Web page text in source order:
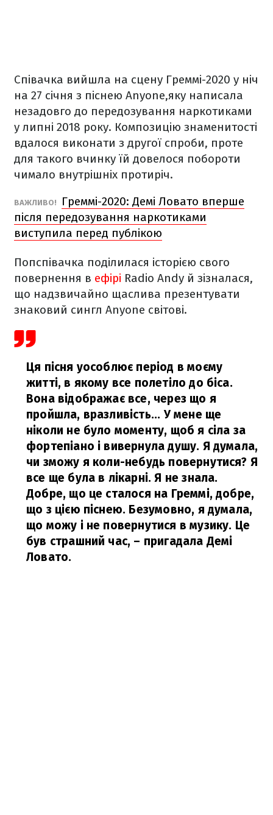
Співачка вийшла на сцену Греммі-2020 у ніч
на 27 січня з піснею Anyone,яку написала
незадовго до передозування наркотиками
у липні 2018 року. Композицію знаменитості
вдалося виконати з другої спроби, проте
для такого вчинку їй довелося побороти
чимало внутрішніх протиріч.
ВАЖЛИВО!
Греммі-2020: Демі Ловато вперше
після передозування наркотиками
виступила перед публікою
Попспівачка поділилася історією свого
повернення в ефірі Radio Andy й зізналася,
що надзвичайно щаслива презентувати
знаковий сингл Anyone світові.
Ця пісня уособлює період в моєму
житті, в якому все полетіло до біса.
Вона відображає все, через що я
пройшла, вразливість... У мене ще
ніколи не було моменту, щоб я сіла за
фортепіано і вивернула душу. Я думала,
чи зможу я коли-небудь повернутися? Я
все ще була в лікарні. Я не знала.
Добре, що це сталося на Греммі, добре,
що з цією піснею. Безумовно, я думала,
що можу і не повернутися в музику. Це
був страшний час, – пригадала Демі
Ловато.